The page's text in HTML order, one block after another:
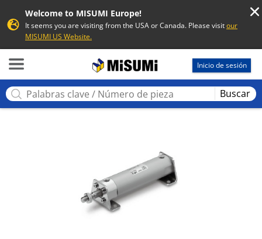
Welcome to MISUMI Europe!
It seems you are visiting from the USA or Canada. Please visitour
MISUMI US Website.
Inicio de sesión
Buscar